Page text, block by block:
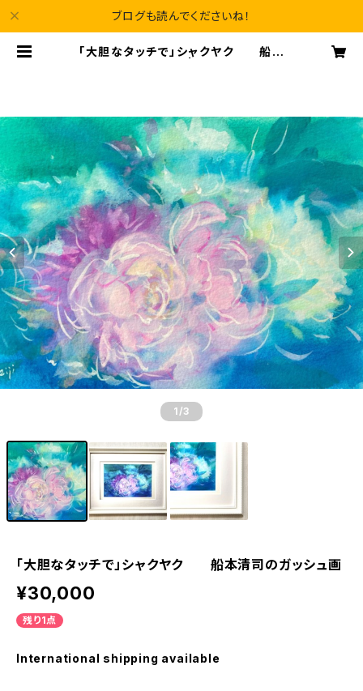
ブログも読んでくださいね！
「大胆なタッチで」シャクヤク 船本
1 /3
「大胆なタッチで」シャクヤク 船本清司のガッシュ画
¥30,000
残り1点
International shipping available